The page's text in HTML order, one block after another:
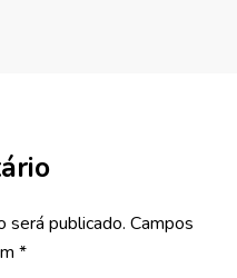
será publicado. Campos
*